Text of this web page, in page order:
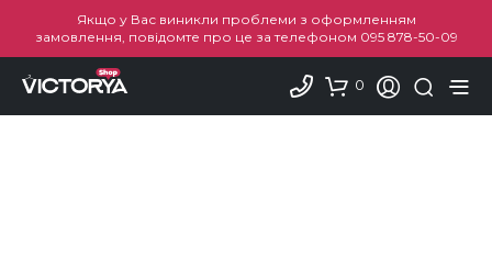
Якщо у Вас виникли проблеми з оформленням
замовлення, повідомте про це за телефоном 095 878-50-09
0